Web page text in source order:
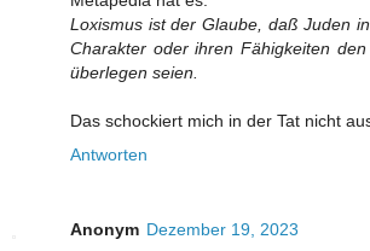
Loxismus ist der Glaube, daß Juden
Charakter oder ihren Fähigkeiten den
überlegen seien.
Das schockiert mich in der Tat nicht
Antworten
Anonym Dezember 19, 2023